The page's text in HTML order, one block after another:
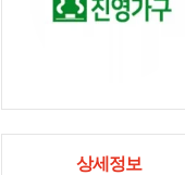
상세정보